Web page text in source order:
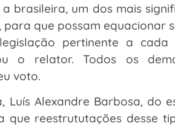
brasileira, um dos mais
para que possam equacionar
pertinente a
o relator. Todos os
voto.
Luís Alexandre Barbosa, do
que reestrututações desse